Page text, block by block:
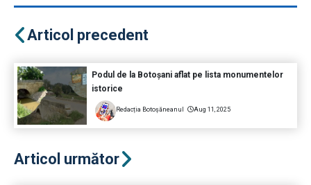
Articol precedent
Podul de la Botoșani aflat pe lista monumentelor
istorice
Redacția Botoșăneanul Aug 11, 2025
Articol următor